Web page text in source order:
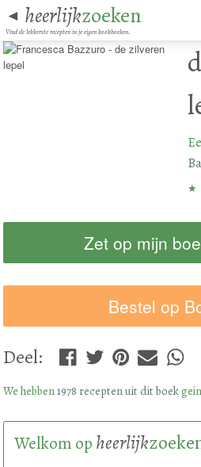
◄ heerlijkzoeken
Vind de lekkerste recepten in je eigen kookboeken.
★
Zet op mijn
Bestel op
Deel:
We hebben1978 recepten uit dit boek
Welkom op heerlijk